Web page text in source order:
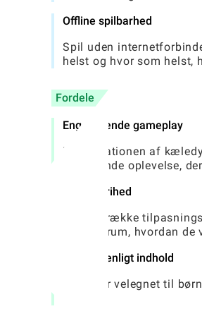
Offline spilbarhed
Spil uden
helst og hvor som helst,
Fordele
Engagerende gameplay
Kombinationen af
fordybende oplevelse,
Kreativ frihed
Med en række
opholdsrum, hvordan de
Familievenligt indhold
Appen er velegnet til